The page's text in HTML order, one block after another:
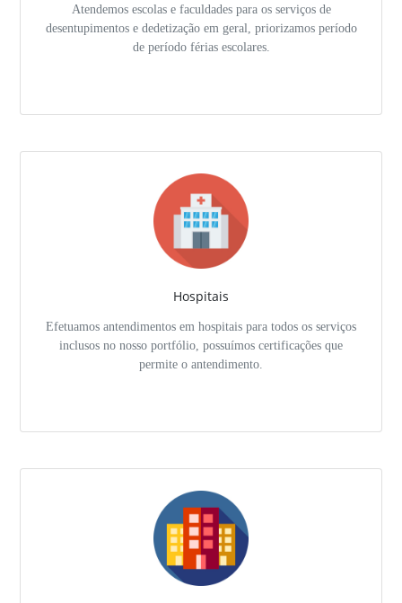
Atendemos escolas e faculdades para os serviços de
desentupimentos e dedetização em geral, priorizamos período
de período férias escolares.
Hospitais
Efetuamos antendimentos em hospitais para todos os serviços
inclusos no nosso portfólio, possuímos certificações que
permite o antendimento.